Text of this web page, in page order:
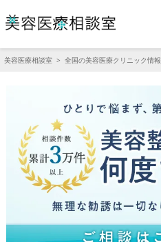
美容医療相談室 > 全国の美容医療クリニック情報